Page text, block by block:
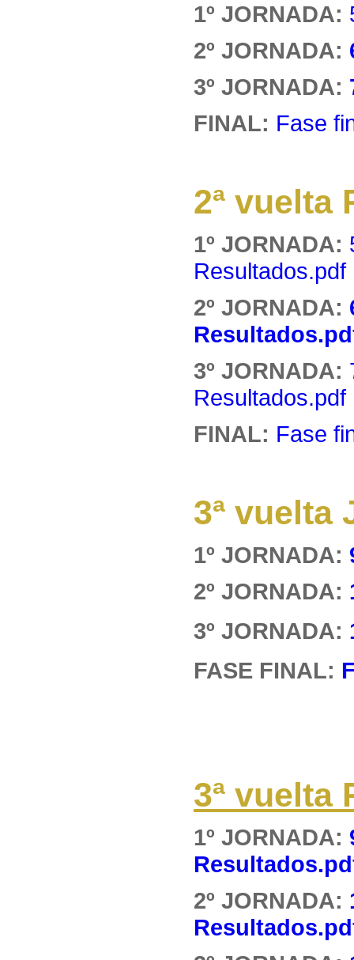
1º JORNADA:
2º JORNADA:
3º JORNADA:
FINAL: Fase
2ª vuelta
1º JORNADA:
Resultados.pdf
2º JORNADA:
3º JORNADA:
Resultados.pdf
FINAL: Fase
3ª vuelta
1º JORNADA:
2º JORNADA:
3º JORNADA:
FASE FINAL:
3ª vuelta
1º JORNADA:
2º JORNADA: